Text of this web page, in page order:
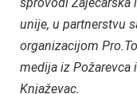
unije, u partnerstvu
organizacijom
medija iz Požarevca
Knjaževac.